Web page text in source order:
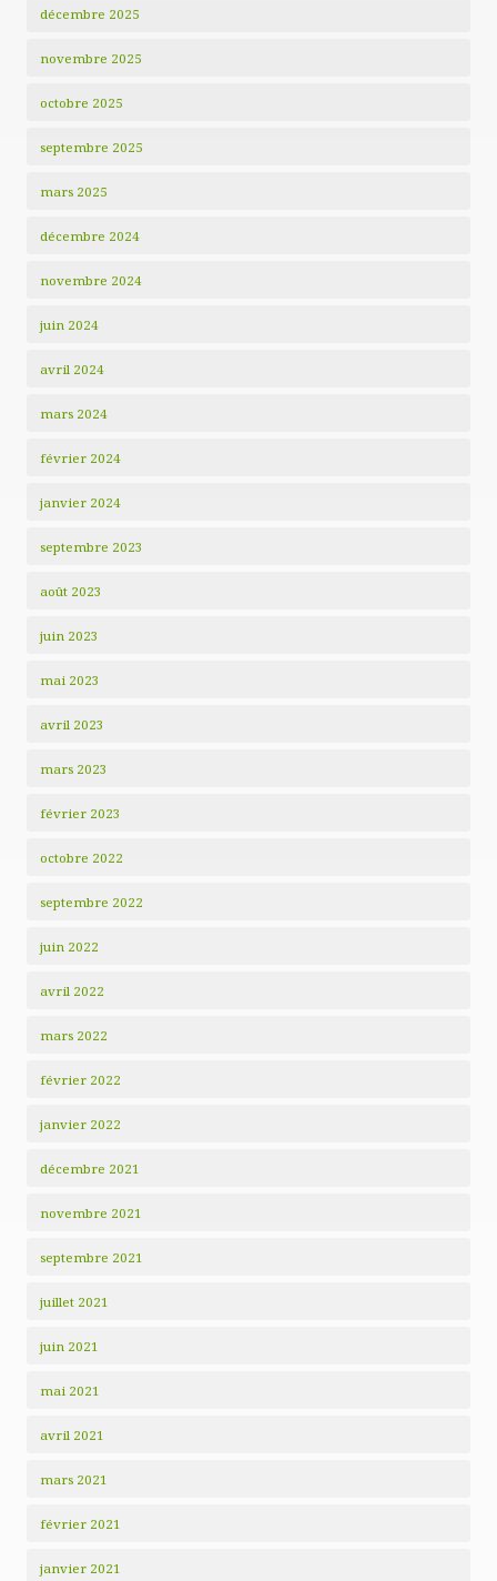
décembre 2025
novembre 2025
octobre 2025
septembre 2025
mars 2025
décembre 2024
novembre 2024
juin 2024
avril 2024
mars 2024
février 2024
janvier 2024
septembre 2023
août 2023
juin 2023
mai 2023
avril 2023
mars 2023
février 2023
octobre 2022
septembre 2022
juin 2022
avril 2022
mars 2022
février 2022
janvier 2022
décembre 2021
novembre 2021
septembre 2021
juillet 2021
juin 2021
mai 2021
avril 2021
mars 2021
février 2021
janvier 2021